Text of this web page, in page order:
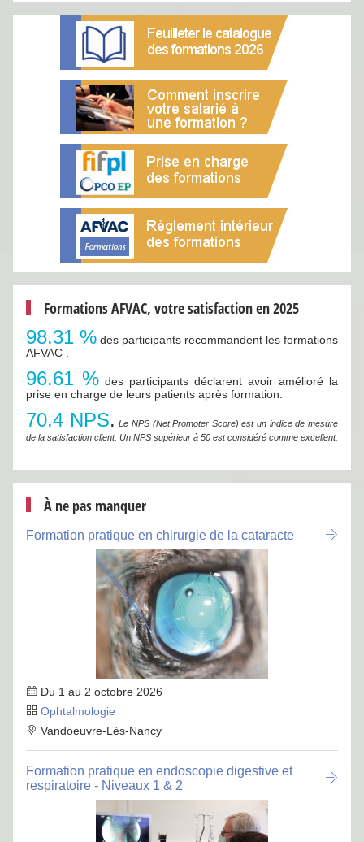
Formations AFVAC, votre satisfaction en 2025
98.31 % des participants recommandent les formations
AFVAC .
96.61 % des participants déclarent avoir amélioré la
prise en charge de leurs patients après formation.
70.4 NPS. Le NPS (Net Promoter Score) est un indice de mesure
de la satisfaction client. Un NPS supérieur à 50 est considéré comme excellent.
À ne pas manquer
Formation pratique en chirurgie de la cataracte
Du 1 au 2 octobre 2026
Ophtalmologie
Vandoeuvre-Lès-Nancy
Formation pratique en endoscopie digestive et
respiratoire - Niveaux 1 & 2